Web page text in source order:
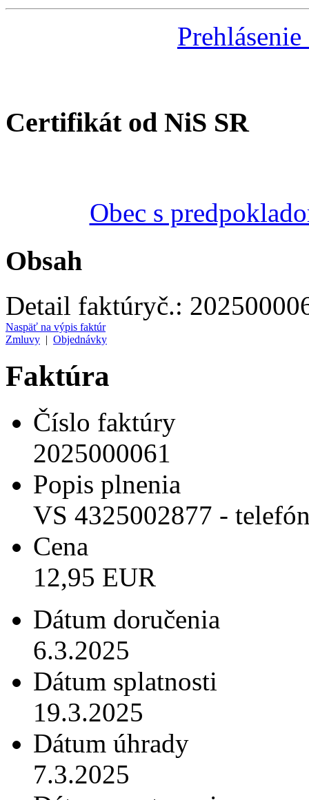
Certifikát od NiS SR
Obec s
Obsah
Detail faktúryč.:
Naspäť na výpis faktúr
Zmluvy | Objednávky
Faktúra
Číslo faktúry
2025000061
Popis plnenia
VS 4325002877 -
Cena
12,95 EUR
Dátum doručenia
6.3.2025
Dátum splatnosti
19.3.2025
Dátum úhrady
7.3.2025